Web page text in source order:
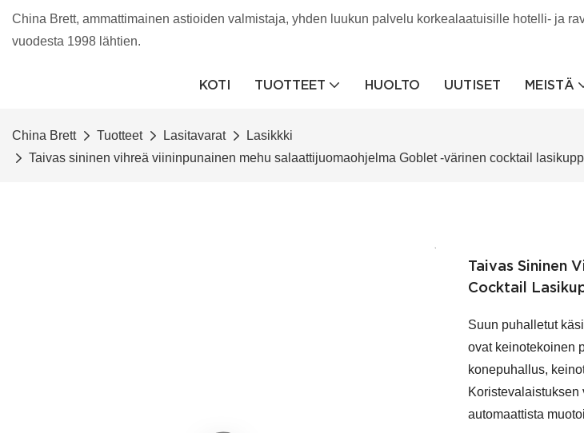
China Brett, ammattimainen astioiden valmistaja, yhden luukun palvelu korkealaatuisille hotelli- ja
vuodesta 1998 lähtien.
KOTI TUOTTEET HUOLTO UUTISET MEISTÄ
China Brett Tuotteet Lasitavarat
Lasikkki
Taivas sininen vihreä viininpunainen mehu salaattijuomaohjelma Goblet -värinen cocktail
Taivas Sininen
Cocktail
Suun puhalletut
ovat keinotekoinen
konepuhallus,
automaattista